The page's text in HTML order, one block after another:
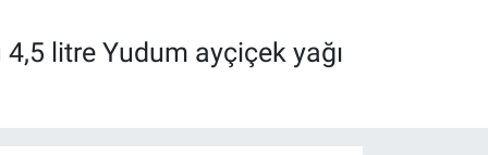
4,5 litre Yudum ayçiçek yağı